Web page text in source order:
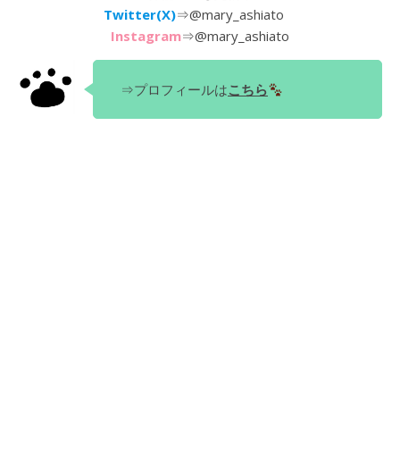
Twitter(X)⇒@mary_ashiato
Instagram⇒@mary_ashiato
⇒プロフィールはこちら